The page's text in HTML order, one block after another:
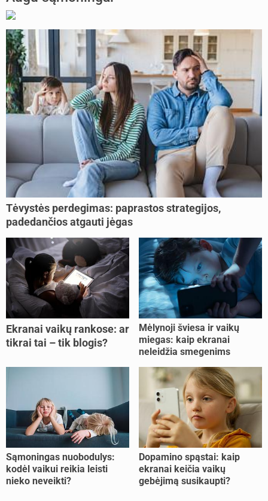
Tėvystės perdegimas: paprastos strategijos,
padedančios atgauti jėgas
Ekranai vaikų rankose: ar
tikrai tai – tik blogis?
Mėlynoji šviesa ir vaikų
miegas: kaip ekranai
neleidžia smegenims
Sąmoningas nuobodulys:
kodėl vaikui reikia leisti
nieko neveikti?
Dopamino spąstai: kaip
ekranai keičia vaikų
gebėjimą susikaupti?